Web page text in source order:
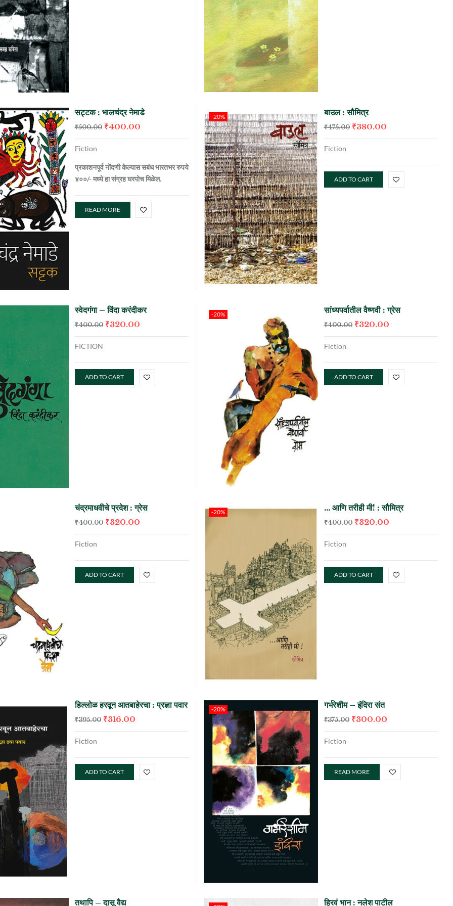
सट्टक : भालचंद्र नेमाडे
₹500.00 ₹400.00
Fiction
प्रकाशनपूर्व नोंदणी केल्यास सबंध भारतभर रुपये
४००/- मध्ये हा संग्रह घरपोच मिळेल.
READ MORE
-20% बाउल : सौमित्र
₹475.00 ₹380.00
Fiction
ADD TO CART
स्वेदगंगा – विंदा करंदीकर
₹400.00 ₹320.00
FICTION
ADD TO CART
-20% सांध्यपर्वातील वैष्णवी : ग्रेस
₹400.00 ₹320.00
Fiction
ADD TO CART
चंद्रमाधवीचे प्रदेश : ग्रेस
₹400.00 ₹320.00
Fiction
ADD TO CART
-20% … आणि तरीही मी! : सौमित्र
₹400.00 ₹320.00
Fiction
ADD TO CART
हिल्लोळ हरवून आतबाहेरचा : प्रज्ञा पवार
₹395.00 ₹316.00
Fiction
ADD TO CART
-20% गर्भरेशीम – इंदिरा संत
₹375.00 ₹300.00
Fiction
READ MORE
तथापि – दासू वैद्य हिरवं भान : नलेश पाटील